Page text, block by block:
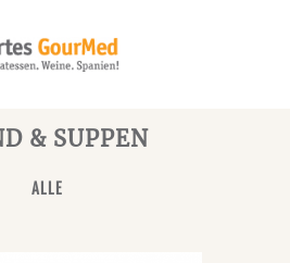
& SUPPEN
ALLE